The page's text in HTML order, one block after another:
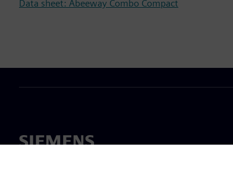
Data sheet: Abeeway Combo Compact